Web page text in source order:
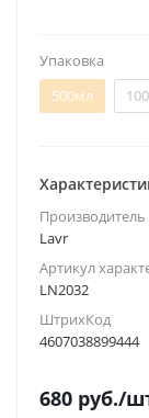
Упаковка
500мл
Производитель
Lavr
Артикул
LN2032
ШтрихКод
4607038899444
680 руб./